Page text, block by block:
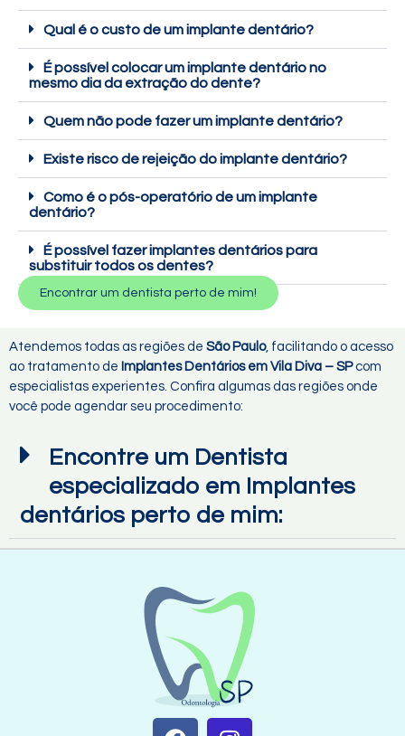
Qual é o custo de um implante dentário?
É possível colocar um implante dentário no
mesmo dia da extração do dente?
Quem não pode fazer um implante dentário?
Existe risco de rejeição do implante dentário?
Como é o pós-operatório de um implante
dentário?
É possível fazer implantes dentários para
substituir todos os dentes?
Encontrar um dentista perto de mim!
Atendemos todas as regiões de São Paulo, facilitando o acesso
ao tratamento de Implantes Dentários em Vila Diva – SP com
especialistas experientes. Confira algumas das regiões onde
você pode agendar seu procedimento:
Encontre um Dentista
especializado em Implantes
dentários perto de mim: